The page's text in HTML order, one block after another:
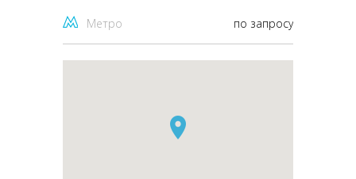
Метро по запросу